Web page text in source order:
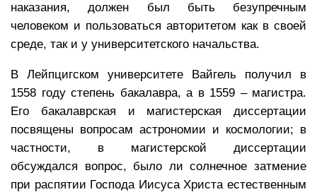
наказания, должен был быть безупречным
человеком и пользоваться авторитетом как в своей
среде, так и у университетского начальства.
В Лейпцигском университете Вайгель получил в
1558 году степень бакалавра, а в 1559 – магистра.
Его бакалаврская и магистерская диссертации
посвящены вопросам астрономии и космологии; в
частности, в магистерской диссертации
обсуждался вопрос, было ли солнечное затмение
при распятии Господа Иисуса Христа естественным